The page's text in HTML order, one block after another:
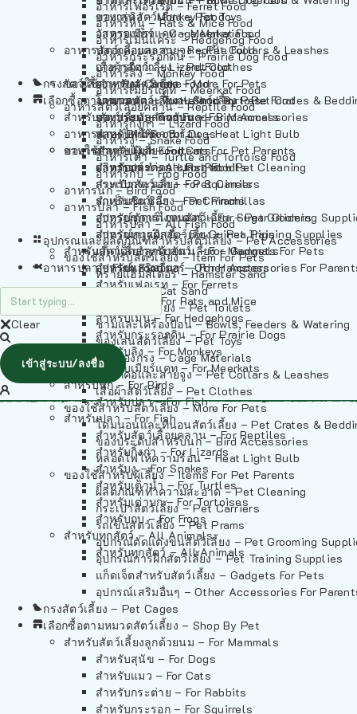
อาหารเฟอร์เร็ต – Ferret Food
อาหารหนู – Rats & Mice Food
อาหารเม่นแคระ – Hedgehog Food
อาหารกระรอกดิน – Prairie Dog Food
อาหารลิง – Monkey Food
อาหารเมียร์แคท – Meerkat Food
อาหารสัตว์เลี้อยคลาน – Reptile Food
อาหารกิ้งก่า – Lizard Food
อาหารงู – Snake Food
อาหารเต่า – Turtle and Tortoise Food
อาหารกบ – Frog Food
อาหารนก – Bird Food
อาหารปลา – Fish Food
อาหารปลา – All Fish Food
อุปกรณและผลิตภัณฑ์สำหรับสัตว์เลี้ยง – Pet Accessories
ของใช้สำหรับสัตว์เลี้ยง – Item For Pets
ทรายแฮมสเตอร์ – Hamster Sand
ทรายแมว – Cat Sand
ห้องน้ำสัตว์เลี้ยง – Pet Toilets
ชามและเครื่องป้อน – Bowls, Feeders & Watering
ของเล่นสัตว์เลี้ยง – Pet Toys
วัสดุรองกรง – Cage Materials
ปลอกคอและสายจูง – Pet Collars & Leashes
เสื้อผ้าสัตว์เลี้ยง – Pet Clothes
ของใช้สำหรับสัตว์เลี้ยง – More For Pets
โดมนอนและที่นอนสัตว์เลี้ยง – Pet Crates &
ของประดับสำหรับนก – Bird Accessories
หลอดไฟให้ความร้อน – Heat Light Bulb
ของใช้สำหรับผู้เลี้ยง – Items For Pet Parents
ผลิตภัณฑ์ทำความสะอาด – Pet Cleaning
กระเป๋าสัตว์เลี้ยง – Pet Carriers
รถเข็นสัตว์เลี้ยง – Pet Prams
อุปกรณ์ตัดแต่งขนสัตว์เลี้ยง – Pet Grooming
อุปกรณ์การฝึกสัตว์เลี้ยง – Pet Training Supplies
แก็ดเจ็ตสำหรับสัตว์เลี้ยง – Gadgets For Pets
อุปกรณ์เสริมอื่นๆ – Other Accessories For
กรงสัตว์เลี้ยง – Pet Cages
เลือกซื้อตามหมวดสัตว์เลี้ยง – Shop By Pet
สำหรับสัตว์เลี้ยงลูกด้วยนม – For Mammals
สำหรับสุนัข – For Dogs
สำหรับแมว – For Cats
สำหรับกระต่าย – For Rabbits
สำหรับกระรอก – For Squirrels
อาหารลิง – Monkey Food
อาหารเมียร์แคท – Meerkat Food
อาหารสัตว์เลี้อยคลาน – Reptile Food
อาหารกิ้งก่า – Lizard Food
อาหารงู – Snake Food
อาหารเต่า – Turtle and Tortoise Food
อาหารกบ – Frog Food
อาหารนก – Bird Food
อาหารปลา – Fish Food
อาหารปลา – All Fish Food
ของเล่นสัตว์เลี้ยง – Pet Toys
วัสดุรองกรง – Cage Materials
ปลอกคอและสายจูง – Pet Collars & Leashes
เสื้อผ้าสัตว์เลี้ยง – Pet Clothes
ของใช้สำหรับสัตว์เลี้ยง – More For Pets
โดมนอนและที่นอนสัตว์เลี้ยง – Pet Crates &
ของประดับสำหรับนก – Bird Accessories
หลอดไฟให้ความร้อน – Heat Light Bulb
ของใช้สำหรับผู้เลี้ยง – Items For Pet Parents
ผลิตภัณฑ์ทำความสะอาด – Pet Cleaning
กระเป๋าสัตว์เลี้ยง – Pet Carriers
รถเข็นสัตว์เลี้ยง – Pet Prams
อุปกรณ์ตัดแต่งขนสัตว์เลี้ยง – Pet Grooming
อุปกรณ์การฝึกสัตว์เลี้ยง – Pet Training Supplies
แก็ดเจ็ตสำหรับสัตว์เลี้ยง – Gadgets For Pets
อุปกรณ์เสริมอื่นๆ – Other Accessories For
กรงสัตว์เลี้ยง – Pet Cages
เลือกซื้อตามหมวดสัตว์เลี้ยง – Shop By Pet
สำหรับสัตว์เลี้ยงลูกด้วยนม – For Mammals
สำหรับสุนัข – For Dogs
สำหรับแมว – For Cats
สำหรับกระต่าย – For Rabbits
สำหรับกระรอก – For Squirrels
สำหรับชินชิล่า – For Chinchillas
สำหรับชูการ์ไกลเดอร์ – For Sugar Gliders
สำหรับหนูแกสบี้ – For Guinea Pigs
สำหรับสัตว์เลี้ยงลูกด้วยนม – For Mammals
สำหรับแฮมสเตอร์ – For Hamsters
สำหรับเฟอเรท – For Ferrets
สำหรับหนู – For Rats and Mice
สำหรับเม่น – For Hedgehogs
สำหรับกระรอกดิน – For Prairie Dogs
สำหรับลิง – For Monkeys
สำหรับเมียร์แคท – For Meerkats
สำหรับนก – For Birds
สำหรับปลา – For Fish
สำหรับปลา – For Fish
สำหรับสัตว์เลื้อยคลาน – For Reptiles
สำหรับกิ้งก่า – For Lizards
สำหรับงู – For Snakes
สำหรับเต่าน้ำ – For Turtles
สำหรับเต่าบก – For Tortoises
สำหรับกบ – For Frogs
สำหรับทุกสัตว์ – All Animals
สำหรับทุกสัตว์ – All Animals
อาหารปลา – Fish Food
Clear
เข้าสู่ระบบ/ลงชื่อ